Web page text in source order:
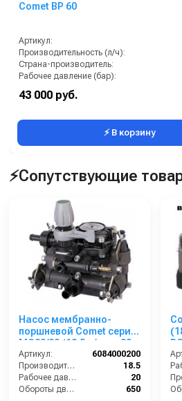
Comet BP 60
Артикул:
Производительность (л/ч):
Страна-производитель:
Рабочее давление (бар):
Мощность (кВт):
Масса (кг):
43 000 руб.
⚡ В корзину
⚡Сопутствующие
Насос мембранно-
поршневой Comet серия
МC20/20 (18,5 л/мин; 20
бар)
Артикул:
6084000200
Производительность (л/мин):
18.5
Рабочее давление (бар):
20
Обороты двигателя (об/мин):
650